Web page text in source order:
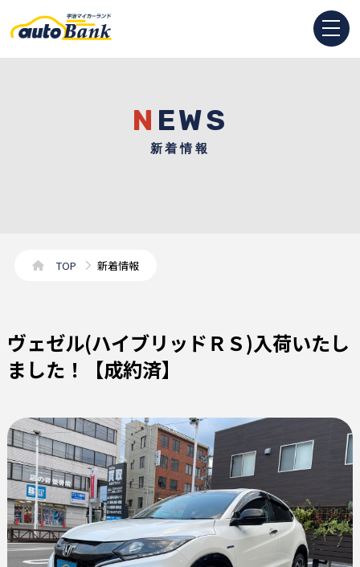
NEWS
新着情報
TOP 新着情報
ヴェゼル(ハイブリッドＲＳ)入荷いたし
ました！【成約済】